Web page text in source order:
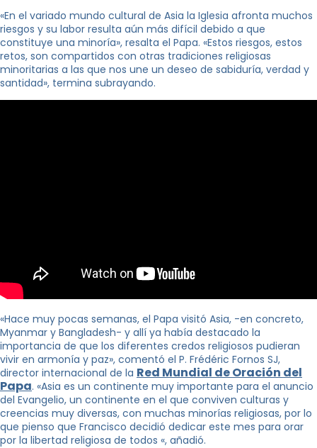
«En el variado mundo cultural de Asia la Iglesia afronta muchos
riesgos y su labor resulta aún más difícil debido a que
constituye una minoría», resalta el Papa. «Estos riesgos, estos
retos, son compartidos con otras tradiciones religiosas
minoritarias a las que nos une un deseo de sabiduría, verdad y
santidad», termina subrayando.
«Hace muy pocas semanas, el Papa visitó Asia, -en concreto,
Myanmar y Bangladesh- y allí ya había destacado la
importancia de que los diferentes credos religiosos pudieran
vivir en armonía y paz», comentó el P. Frédéric Fornos SJ,
director internacional de la Red Mundial de Oración del
Papa. «Asia es un continente muy importante para el anuncio
del Evangelio, un continente en el que conviven culturas y
creencias muy diversas, con muchas minorías religiosas, por lo
que pienso que Francisco decidió dedicar este mes para orar
por la libertad religiosa de todos «, añadió.